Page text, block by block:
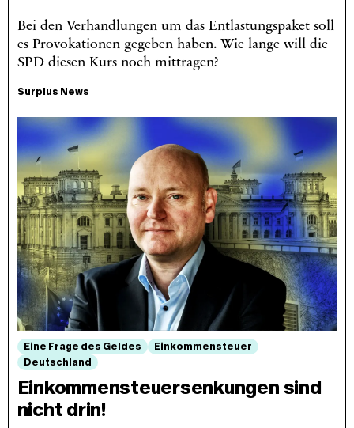
Bei den Verhandlungen um das Entlastungspaket soll
es Provokationen gegeben haben. Wie lange will die
SPD diesen Kurs noch mittragen?
Surplus News
Eine Frage des Geldes
Einkommensteuer
Deutschland
Einkommensteuersenkungen sind
nicht drin!